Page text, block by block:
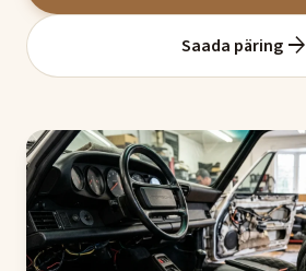
Saada päringarrow_forward